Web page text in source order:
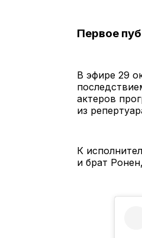
Первое
В эфире 29
актеров
из
К
и брат